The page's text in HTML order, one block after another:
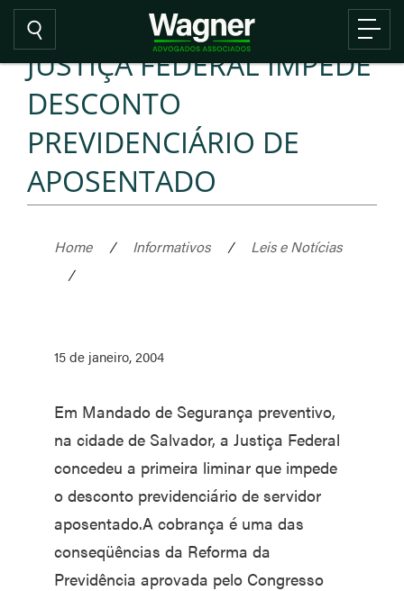
JUSTIÇA FEDERAL IMPEDE
DESCONTO
PREVIDENCIÁRIO DE
APOSENTADO
Home / Informativos /
Leis e Notícias
/
15 de janeiro, 2004
Em Mandado de Segurança preventivo,
na cidade de Salvador, a Justiça Federal
concedeu a primeira liminar que impede
o desconto previdenciário de servidor
aposentado.A cobrança é uma das
conseqüências da Reforma da
Previdência aprovada pelo Congresso